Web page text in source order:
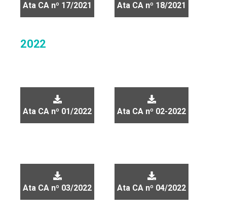
Ata CA nº 17/2021 Ata CA nº 18/2021
2022
Ata CA nº 01/2022 Ata CA nº 02-2022
Ata CA nº 03/2022 Ata CA nº 04/2022